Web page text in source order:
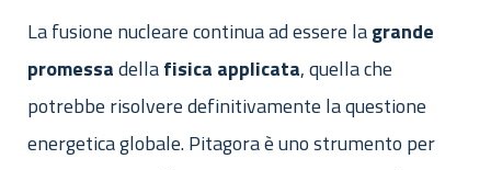
La fusione nucleare continua ad essere lagrande
promessadellafisica applicata, quella che
potrebbe risolvere definitivamente la questione
energetica globale. Pitagora è uno strumento per